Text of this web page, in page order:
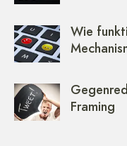
Wie
Framing